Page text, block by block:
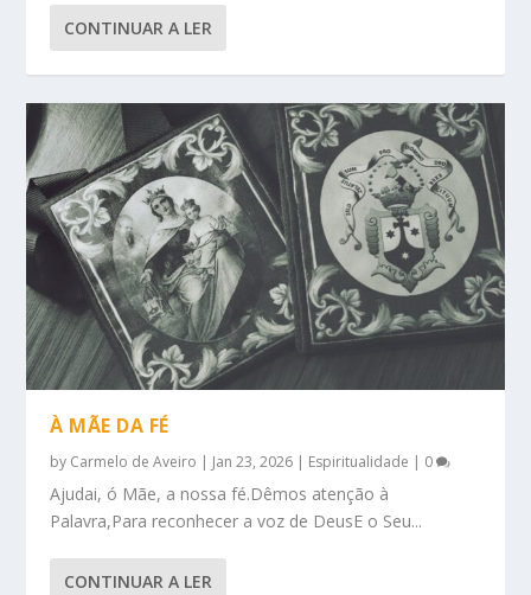
CONTINUAR A LER
À MÃE DA FÉ
by Carmelo de Aveiro | Jan 23, 2026 | Espiritualidade | 0
Ajudai, ó Mãe, a nossa fé.Dêmos atenção à
Palavra,Para reconhecer a voz de DeusE o Seu...
CONTINUAR A LER